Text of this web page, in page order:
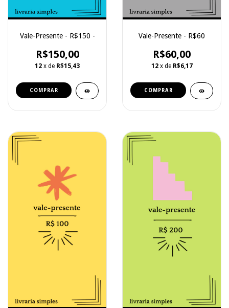
Vale-Presente - R$150 -
R$150,00
12 x de R$15,43
Vale-Presente - R$60
R$60,00
12 x de R$6,17